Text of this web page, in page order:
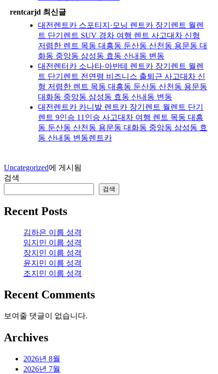
rentcarjd 최신글
대전렌트카 스포티지·모닝 렌트카 장기렌트 월렌
트 단기렌트 SUV 경차 여행 렌트 사고대차 신형
저렴한 렌트 목동 대흥동 둔산동 산천동 용문동 대
화동 중앙동 삼성동 효동 산내동 변동
대전렌터카 소나타·아반테 렌트카 장기렌트 월렌
트 단기렌트 전연령 비즈니스 출퇴근 사고대차 신
형 저렴한 렌트 목동 대흥동 둔산동 산천동 용문동
대화동 중앙동 삼성동 효동 산내동 변동
대전렌트카 카니발 렌트카 장기렌트 월렌트 단기
렌트 9인승 11인승 사고대차 여행 렌트 목동 대흥
동 둔산동 산천동 용문동 대화동 중앙동 삼성동 효
동 산내동 변동렌트카
Uncategorized에 게시됨
검색
검색
Recent Posts
김하은 이름 성격
임지민 이름 성격
장지민 이름 성격
윤지민 이름 성격
조지민 이름 성격
Recent Comments
보여줄 댓글이 없습니다.
Archives
2026년 8월
2026년 7월